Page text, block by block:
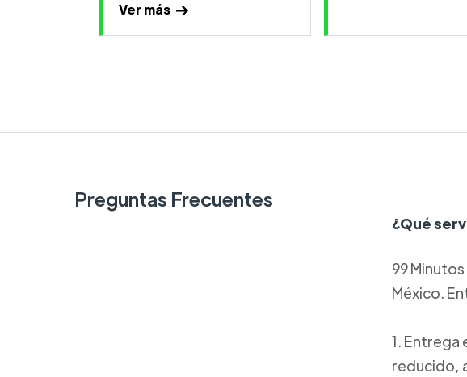
Ver más
Preguntas Frecuentes
¿Qué
99
México.
1. Entrega
reducido,